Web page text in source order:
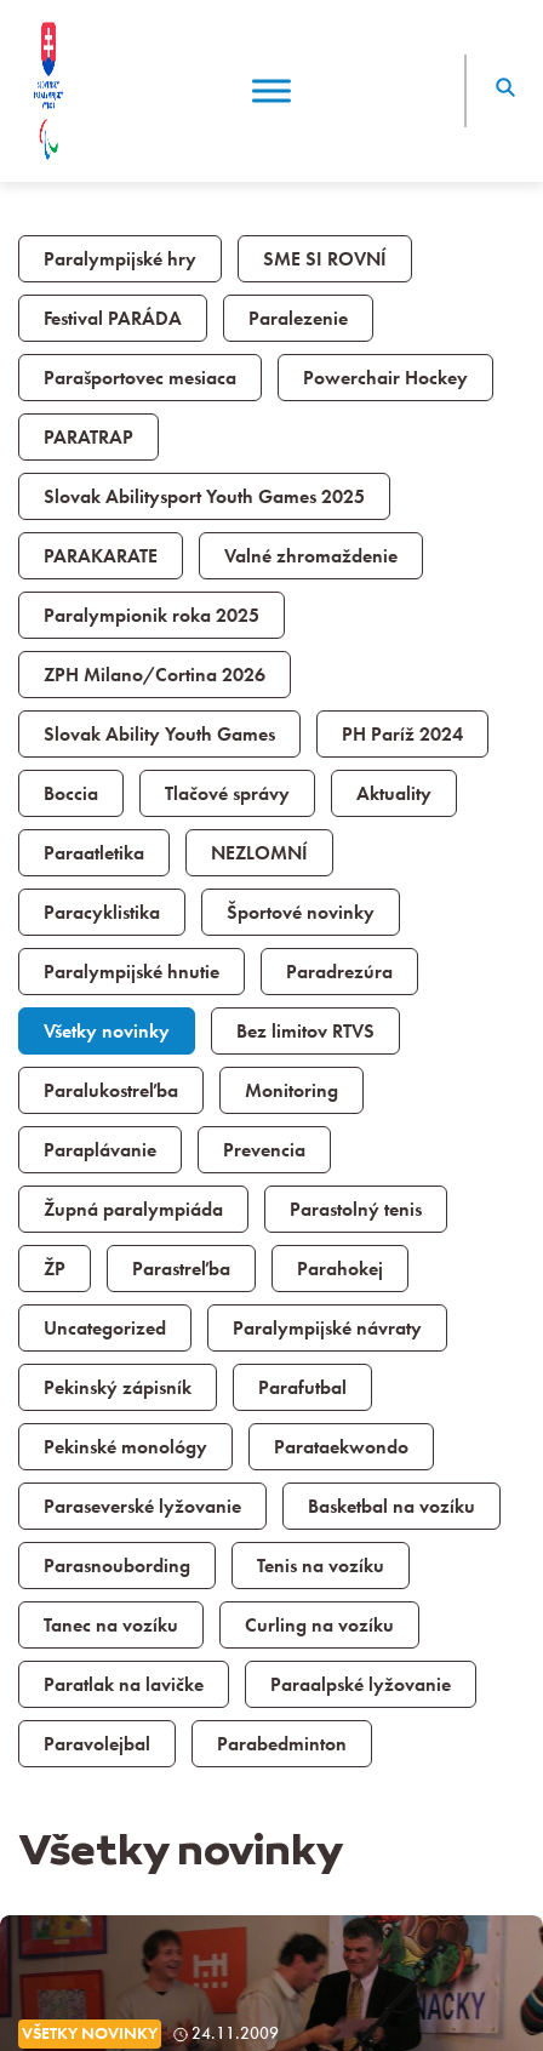
Paralympijské hry SME SI ROVNÍ
Festival PARÁDA Paralezenie
Parašportovec mesiaca Powerchair Hockey
PARATRAP
Slovak Abilitysport Youth Games 2025
PARAKARATE Valné zhromaždenie
Paralympionik roka 2025
ZPH Milano/Cortina 2026
Slovak Ability Youth Games PH Paríž 2024
Boccia Tlačové správy Aktuality
Paraatletika NEZLOMNÍ
Paracyklistika Športové novinky
Paralympijské hnutie Paradrezúra
Všetky novinky Bez limitov RTVS
Paralukostreľba Monitoring
Paraplávanie Prevencia
Župná paralympiáda Parastolný tenis
ŽP Parastreľba Parahokej
Uncategorized Paralympijské návraty
Pekinský zápisník Parafutbal
Pekinské monológy Parataekwondo
Paraseverské lyžovanie Basketbal na vozíku
Parasnoubording Tenis na vozíku
Tanec na vozíku Curling na vozíku
Paratlak na lavičke Paraalpské lyžovanie
Paravolejbal Parabedminton
Všetky novinky
VŠETKY NOVINKY 24.11.2009